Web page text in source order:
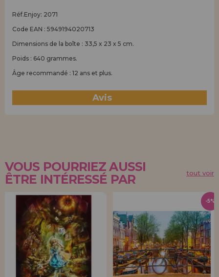
Réf.Enjoy: 2071
Code EAN : 5949194020713
Dimensions de la boîte : 33,5 x 23 x 5 cm.
Poids : 640 grammes.
Âge recommandé : 12 ans et plus.
Avis
VOUS POURRIEZ AUSSI
ÊTRE INTÉRESSÉ PAR
tout voir
-5%